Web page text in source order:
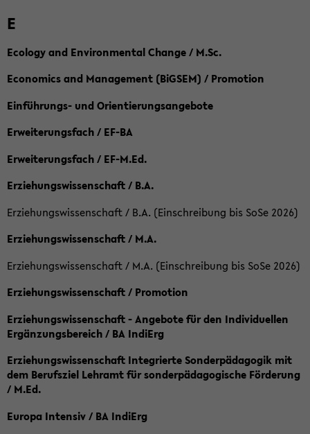
E
Ecology and Environmental Change / M.Sc.
Economics and Management (BiGSEM) / Promotion
Einführungs- und Orientierungsangebote
Erweiterungsfach / EF-BA
Erweiterungsfach / EF-M.Ed.
Erziehungswissenschaft / B.A.
Erziehungswissenschaft / B.A. (Einschreibung bis SoSe 2026)
Erziehungswissenschaft / M.A.
Erziehungswissenschaft / M.A. (Einschreibung bis SoSe 2026)
Erziehungswissenschaft / Promotion
Erziehungswissenschaft - Angebote für den Individuellen
Ergänzungsbereich / BA IndiErg
Erziehungswissenschaft Integrierte Sonderpädagogik mit
dem Berufsziel Lehramt für sonderpädagogische Förderung
/ M.Ed.
Europa Intensiv / BA IndiErg